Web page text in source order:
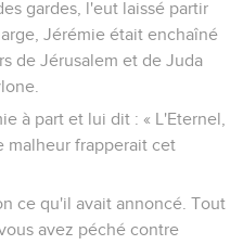
gardes, l'eut laissé partir
Jérémie était enchaîné
de Jérusalem et de Juda
à part et lui dit : « L'Eternel,
malheur frapperait cet
ce qu'il avait annoncé. Tout
avez péché contre